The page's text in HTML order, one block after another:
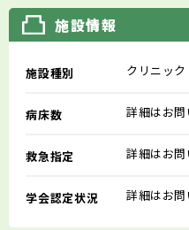
施設情報
施設種別 クリニック
病床数 詳細はお
救急指定 詳細はお
学会認定状況 詳細はお